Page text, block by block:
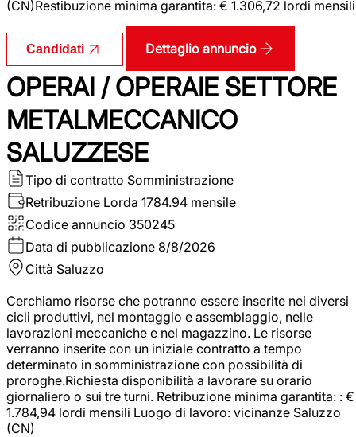
(CN)Restibuzione minima garantita: € 1.306,72 lordi mensili
Candidati Dettaglio annuncio
OPERAI / OPERAIE SETTORE
METALMECCANICO
SALUZZESE
Tipo di contratto Somministrazione
Retribuzione Lorda 1784.94 mensile
Codice annuncio 350245
Data di pubblicazione 8/8/2026
Città Saluzzo
Cerchiamo risorse che potranno essere inserite nei diversi
cicli produttivi, nel montaggio e assemblaggio, nelle
lavorazioni meccaniche e nel magazzino. Le risorse
verranno inserite con un iniziale contratto a tempo
determinato in somministrazione con possibilità di
proroghe.Richiesta disponibilità a lavorare su orario
giornaliero o sui tre turni. Retribuzione minima garantita: : €
1.784,94 lordi mensili Luogo di lavoro: vicinanze Saluzzo
(CN)